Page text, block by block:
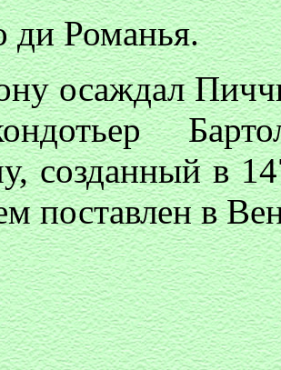
ди Романья.
осаждал
созданный в
поставлен в